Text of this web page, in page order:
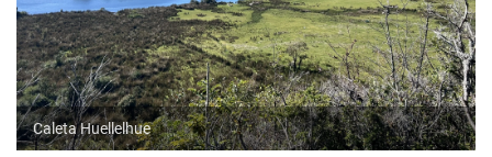
Caleta Huellelhue